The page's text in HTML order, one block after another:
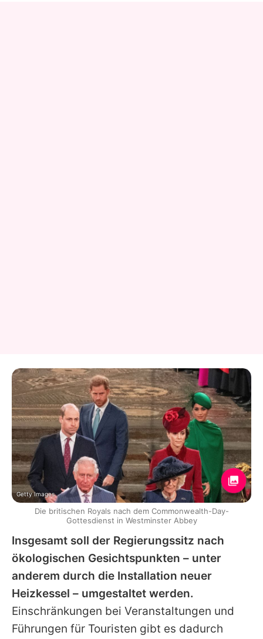
Insgesamt soll der Regierungssitz nach
ökologischen Gesichtspunkten – unter
anderem durch die Installation neuer
Heizkessel – umgestaltet werden.
Einschränkungen bei Veranstaltungen und
Führungen für Touristen gibt es dadurch
Getty Images
Die britischen Royals nach dem Commonwealth-Day-
Gottesdienst in Westminster Abbey